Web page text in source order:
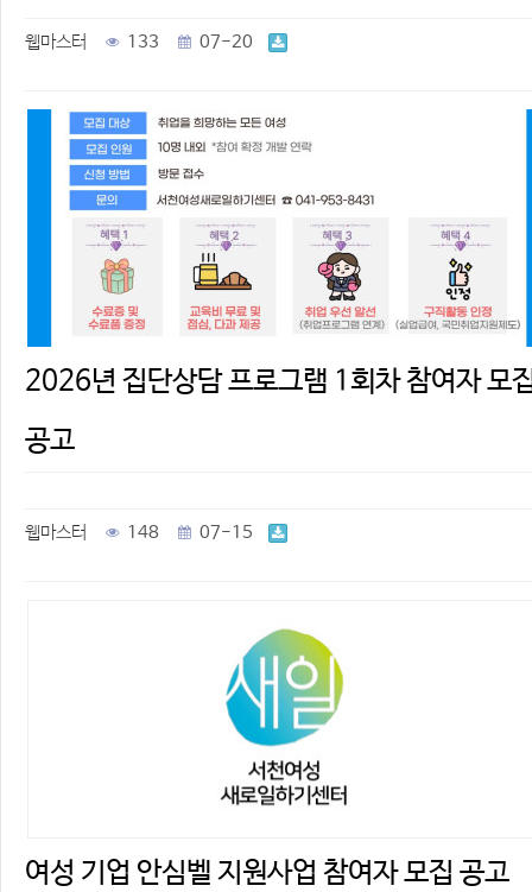
웹마스터 133 07-20
2026년 집단상담 프로그램 1회차 참여자 모
공고
웹마스터 148 07-15
여성 기업 안심벨 지원사업 참여자 모집 공고